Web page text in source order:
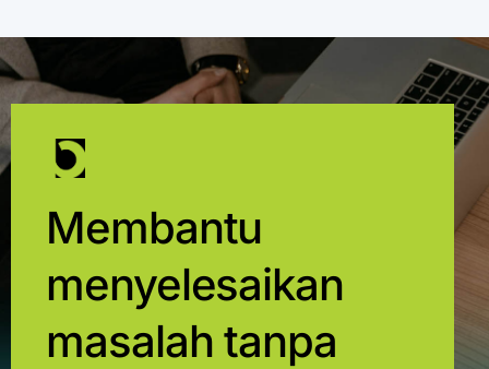
Membantu
menyelesaikan
masalah tanpa